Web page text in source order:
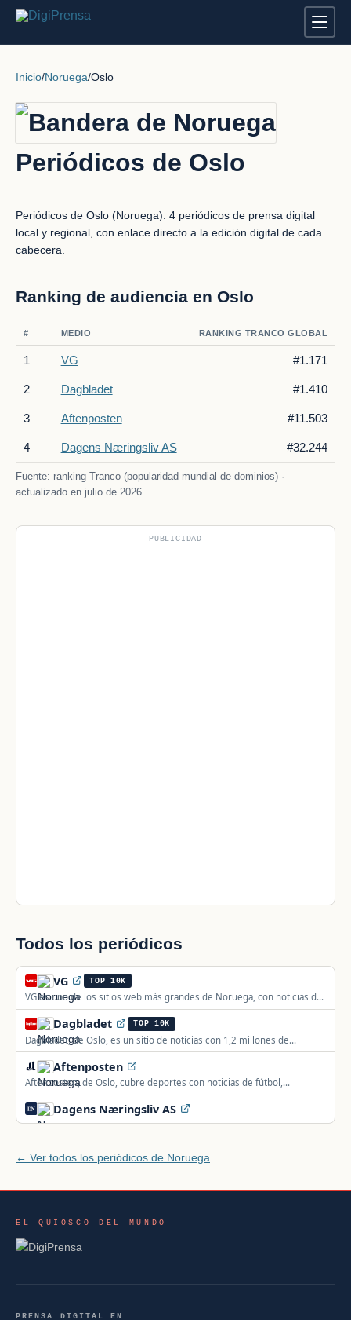
Inicio/Noruega/Oslo
Periódicos de Oslo
Periódicos de Oslo (Noruega): 4 periódicos de prensa digital
local y regional, con enlace directo a la edición digital de cada
cabecera.
Ranking de audiencia en Oslo
# MEDIO RANKING TRANCO GLOBAL
1 VG #1.171
2 Dagbladet #1.410
3 Aftenposten #11.503
4 Dagens Næringsliv AS #32.244
Fuente: ranking Tranco (popularidad mundial de dominios) ·
actualizado en julio de 2026.
PUBLICIDAD
Todos los periódicos
VG TOP 10K
VG es uno de los sitios web más grandes de Noruega, con noticias del
país y del mundo, deporte y entretenimiento.
Dagbladet TOP 10K
Dagbladet, de Oslo, es un sitio de noticias con 1,2 millones de
lectores diarios, actualizado las 24 horas.
Aftenposten
Aftenposten, de Oslo, cubre deportes con noticias de fútbol,
balonmano, deportes de invierno, tenis y atletismo.
Dagens Næringsliv AS
← Ver todos los periódicos de Noruega
EL QUIOSCO DEL MUNDO
PRENSA DIGITAL EN